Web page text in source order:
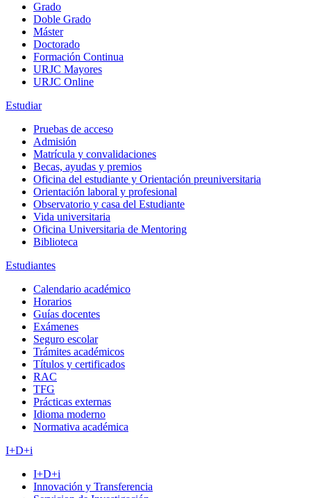
Grado
Doble Grado
Máster
Doctorado
Formación Continua
URJC Mayores
URJC Online
Estudiar
Pruebas de acceso
Admisión
Matrícula y convalidaciones
Becas, ayudas y premios
Oficina del estudiante y Orientación preuniversitaria
Orientación laboral y profesional
Observatorio y casa del Estudiante
Vida universitaria
Oficina Universitaria de Mentoring
Biblioteca
Estudiantes
Calendario académico
Horarios
Guías docentes
Exámenes
Seguro escolar
Trámites académicos
Títulos y certificados
RAC
TFG
Prácticas externas
Idioma moderno
Normativa académica
I+D+i
I+D+i
Innovación y Transferencia